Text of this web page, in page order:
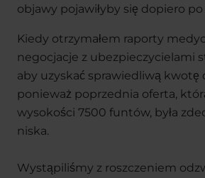
objawy pojawiłyby się dopiero po
Kiedy otrzymałem raporty
negocjacje z ubezpieczycielami
aby uzyskać sprawiedliwą kwotę
ponieważ poprzednia oferta,
wysokości 7500 funtów, była
niska.
Wystąpiliśmy z roszczeniem